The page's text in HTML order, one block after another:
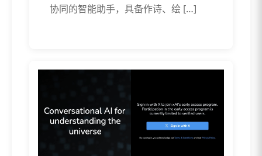
协同的智能助手，具备作诗、绘 […]